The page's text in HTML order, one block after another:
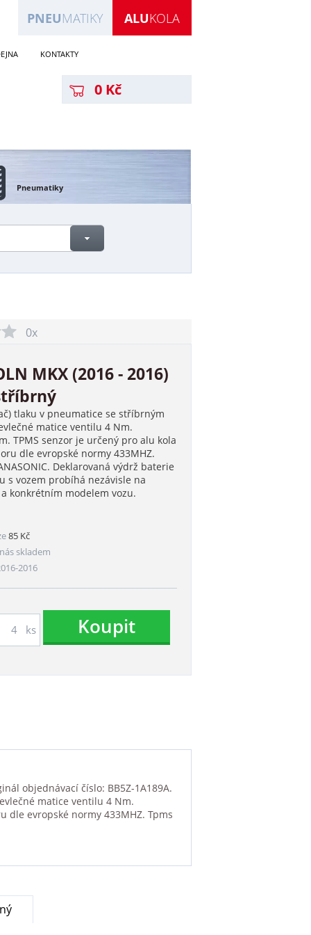
ALUKOLA
PNEUMATIKY
KONTAKTY
0 Kč
Pneumatiky
0x
MKX (2016 - 2016)
tlaku v pneumatice se stříbrným
matice ventilu 4 Nm.
TPMS senzor je určený pro alu kola
dle evropské normy 433MHZ.
Deklarovaná výdrž baterie
s vozem probíhá nezávisle na
konkrétním modelem vozu.
85 Kč
skladem
2016
ks Koupit
objednávací číslo: BB5Z-1A189A.
matice ventilu 4 Nm.
dle evropské normy 433MHZ. Tpms